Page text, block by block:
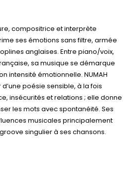
compositrice et interprète
ses émotions sans filtre, armée
anglaises. Entre piano/voix,
sa musique se démarque
intensité émotionnelle. NUMAH
poésie sensible, à la fois
insécurités et relations ; elle donne
les mots avec spontanéité. Ses
musicales principalement
singulier à ses chansons.